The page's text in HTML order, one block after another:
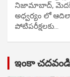
నిజామాబాద్, మెదక్
అధ్వర్యం లో
పోటిప‌రీక్ష‌ల‌కు…
ఇంకా